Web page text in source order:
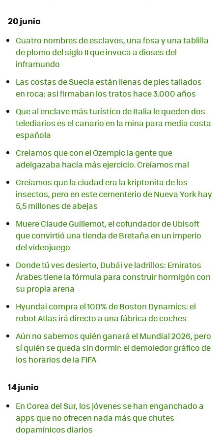
20 junio
Cuatro nombres de esclavos, una fosa y una tablilla
de plomo del siglo II que invoca a dioses del
inframundo
Las costas de Suecia están llenas de pies tallados
en roca: así firmaban los tratos hace 3.000 años
Que al enclave más turístico de Italia le queden dos
telediarios es el canario en la mina para media costa
española
Creíamos que con el Ozempic la gente que
adelgazaba hacía más ejercicio. Creíamos mal
Creíamos que la ciudad era la kriptonita de los
insectos, pero en este cementerio de Nueva York hay
5,5 millones de abejas
Muere Claude Guillemot, el cofundador de Ubisoft
que convirtió una tienda de Bretaña en un imperio
del videojuego
Donde tú ves desierto, Dubái ve ladrillos: Emiratos
Árabes tiene la fórmula para construir hormigón con
su propia arena
Hyundai compra el 100% de Boston Dynamics: el
robot Atlas irá directo a una fábrica de coches
Aún no sabemos quién ganará el Mundial 2026, pero
sí quién se queda sin dormir: el demoledor gráfico de
los horarios de la FIFA
14 junio
En Corea del Sur, los jóvenes se han enganchado a
apps que no ofrecen nada más que chutes
dopamínicos diarios